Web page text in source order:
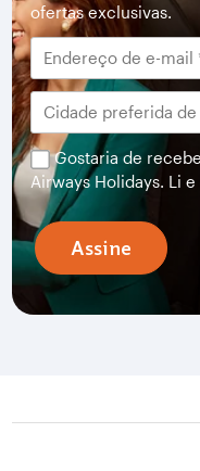
ofertas exclusivas.
Gostaria de
Airways Holidays. Li
Assine